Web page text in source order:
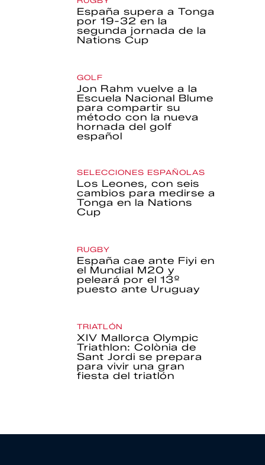
España supera a Tonga
por 19-32 en la
segunda jornada de la
Nations Cup
GOLF
Jon Rahm vuelve a la
Escuela Nacional Blume
para compartir su
método con la nueva
hornada del golf
español
SELECCIONES ESPAÑOLAS
Los Leones, con seis
cambios para medirse a
Tonga en la Nations
Cup
RUGBY
España cae ante Fiyi en
el Mundial M20 y
peleará por el 13º
puesto ante Uruguay
TRIATLÓN
XIV Mallorca Olympic
Triathlon: Colònia de
Sant Jordi se prepara
para vivir una gran
fiesta del triatlón